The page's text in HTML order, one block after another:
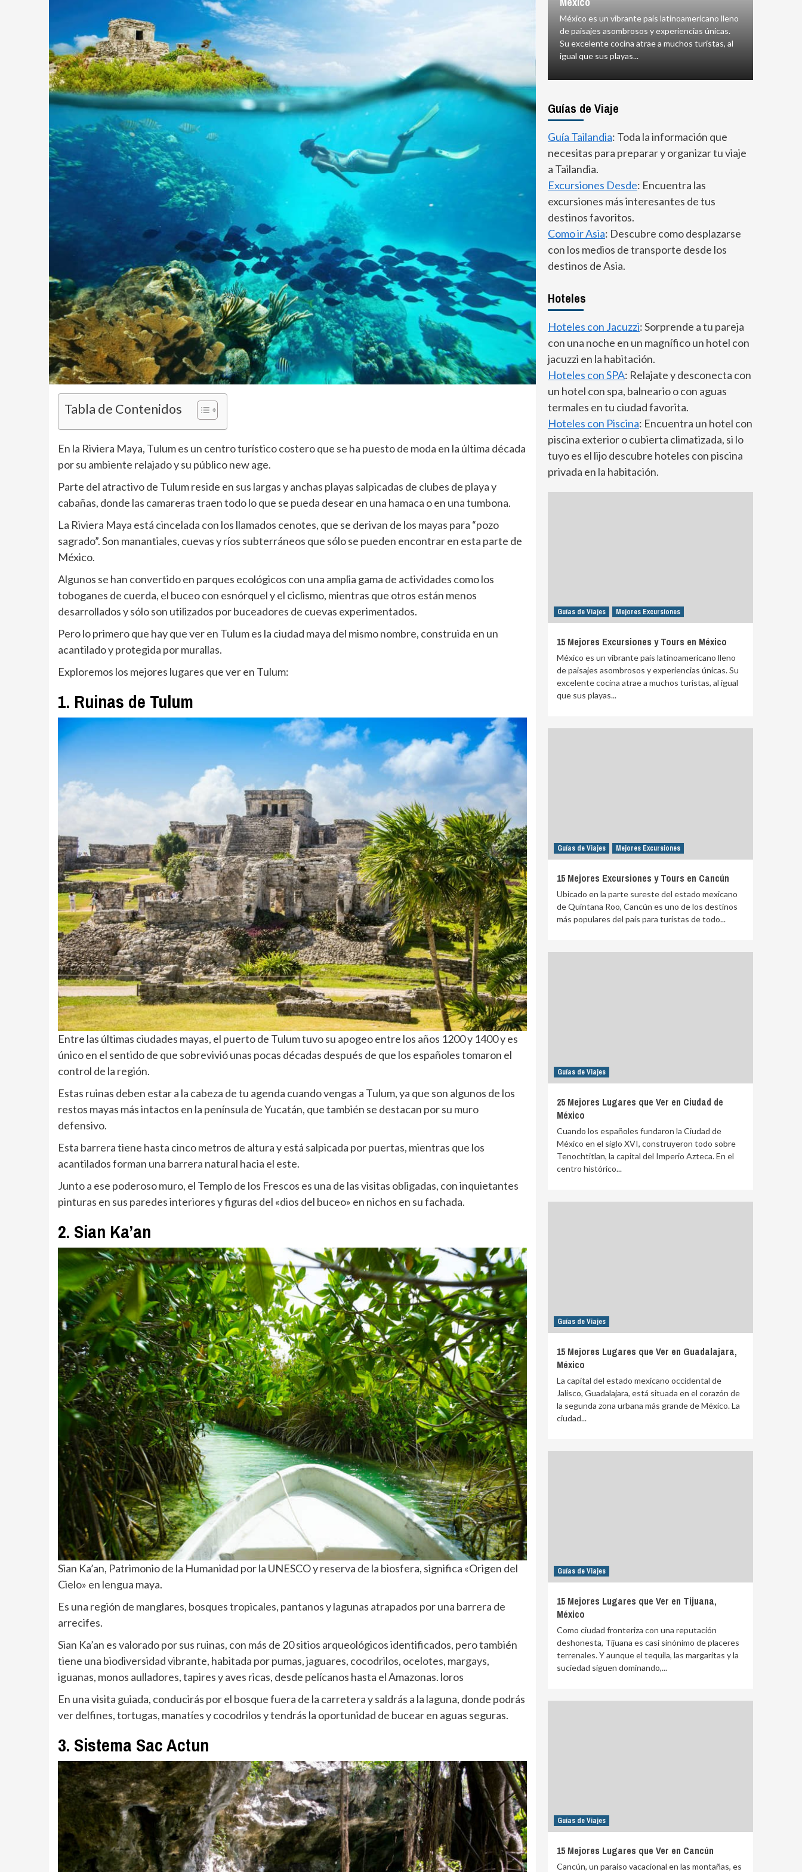
Tabla de Contenidos
En la Riviera Maya, Tulum es un centro turístico costero que se ha puesto de moda en la última década
por su ambiente relajado y su público new age.
Parte del atractivo de Tulum reside en sus largas y anchas playas salpicadas de clubes de playa y
cabañas, donde las camareras traen todo lo que se pueda desear en una hamaca o en una tumbona.
La Riviera Maya está cincelada con los llamados cenotes, que se derivan de los mayas para “pozo
sagrado”. Son manantiales, cuevas y ríos subterráneos que sólo se pueden encontrar en esta parte de
México.
Algunos se han convertido en parques ecológicos con una amplia gama de actividades como los
toboganes de cuerda, el buceo con esnórquel y el ciclismo, mientras que otros están menos
desarrollados y sólo son utilizados por buceadores de cuevas experimentados.
Pero lo primero que hay que ver en Tulum es la ciudad maya del mismo nombre, construida en un
acantilado y protegida por murallas.
Exploremos los mejores lugares que ver en Tulum:
1. Ruinas de Tulum
Entre las últimas ciudades mayas, el puerto de Tulum tuvo su apogeo entre los años 1200 y 1400 y es
único en el sentido de que sobrevivió unas pocas décadas después de que los españoles tomaron el
control de la región.
Estas ruinas deben estar a la cabeza de tu agenda cuando vengas a Tulum, ya que son algunos de los
restos mayas más intactos en la península de Yucatán, que también se destacan por su muro
defensivo.
Esta barrera tiene hasta cinco metros de altura y está salpicada por puertas, mientras que los
acantilados forman una barrera natural hacia el este.
Junto a ese poderoso muro, el Templo de los Frescos es una de las visitas obligadas, con inquietantes
pinturas en sus paredes interiores y figuras del «dios del buceo» en nichos en su fachada.
2. Sian Ka’an
Sian Ka’an, Patrimonio de la Humanidad por la UNESCO y reserva de la biosfera, significa «Origen del
Cielo» en lengua maya.
Es una región de manglares, bosques tropicales, pantanos y lagunas atrapados por una barrera de
arrecifes.
Sian Ka’an es valorado por sus ruinas, con más de 20 sitios arqueológicos identificados, pero también
tiene una biodiversidad vibrante, habitada por pumas, jaguares, cocodrilos, ocelotes, margays,
iguanas, monos aulladores, tapires y aves ricas, desde pelícanos hasta el Amazonas. loros
En una visita guiada, conducirás por el bosque fuera de la carretera y saldrás a la laguna, donde podrás
ver delfines, tortugas, manatíes y cocodrilos y tendrás la oportunidad de bucear en aguas seguras.
3. Sistema Sac Actun
deshonesta, Tijuana es casi sinónimo de
margaritas y la suciedad siguen dominando,...
México es un vibrante país latinoamericano lleno
de paisajes asombrosos y experiencias únicas.
Su excelente cocina atrae a muchos turistas, al
igual que sus playas...
Guías de Viaje
Guía Tailandia: Toda la información que
necesitas para preparar y organizar tu viaje
a Tailandia.
Excursiones Desde: Encuentra las
excursiones más interesantes de tus
destinos favoritos.
Como ir Asia: Descubre como desplazarse
con los medios de transporte desde los
destinos de Asia.
Hoteles
Hoteles con Jacuzzi: Sorprende a tu pareja
con una noche en un magnífico un hotel con
jacuzzi en la habitación.
Hoteles con SPA: Relajate y desconecta con
un hotel con spa, balneario o con aguas
termales en tu ciudad favorita.
Hoteles con Piscina: Encuentra un hotel con
piscina exterior o cubierta climatizada, si lo
tuyo es el lijo descubre hoteles con piscina
privada en la habitación.
Guías de Viajes Mejores Excursiones
15 Mejores Excursiones y Tours en México
México es un vibrante país latinoamericano lleno
de paisajes asombrosos y experiencias únicas. Su
excelente cocina atrae a muchos turistas, al igual
que sus playas...
Guías de Viajes Mejores Excursiones
15 Mejores Excursiones y Tours en Cancún
Ubicado en la parte sureste del estado mexicano
de Quintana Roo, Cancún es uno de los destinos
más populares del país para turistas de todo...
Guías de Viajes
25 Mejores Lugares que Ver en Ciudad de
México
Cuando los españoles fundaron la Ciudad de
México en el siglo XVI, construyeron todo sobre
Tenochtitlan, la capital del Imperio Azteca. En el
centro histórico...
Guías de Viajes
15 Mejores Lugares que Ver en Guadalajara,
México
La capital del estado mexicano occidental de
Jalisco, Guadalajara, está situada en el corazón de
la segunda zona urbana más grande de México. La
ciudad...
Guías de Viajes
15 Mejores Lugares que Ver en Tijuana,
México
Como ciudad fronteriza con una reputación
deshonesta, Tijuana es casi sinónimo de placeres
terrenales. Y aunque el tequila, las margaritas y la
suciedad siguen dominando,...
Guías de Viajes
15 Mejores Lugares que Ver en Cancún
Cancún, un paraíso vacacional en las montañas, es